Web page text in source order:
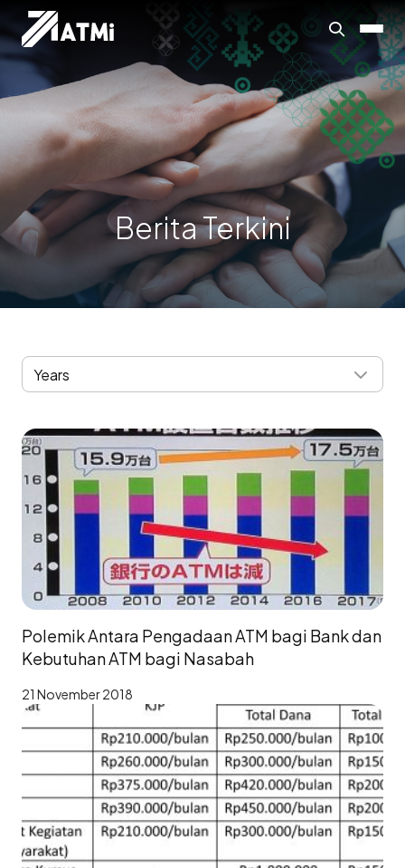
Berita Terkini
Polemik Antara Pengadaan ATM bagi Bank dan
Kebutuhan ATM bagi Nasabah
21 November 2018